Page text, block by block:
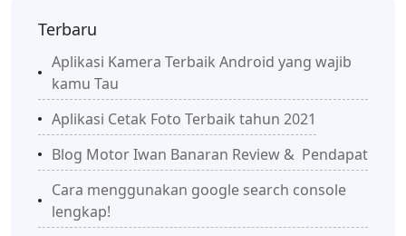
Terbaru
Aplikasi Kamera Terbaik Android yang wajib
kamu Tau
Aplikasi Cetak Foto Terbaik tahun 2021
Blog Motor Iwan Banaran Review & Pendapat
Cara menggunakan google search console
lengkap!